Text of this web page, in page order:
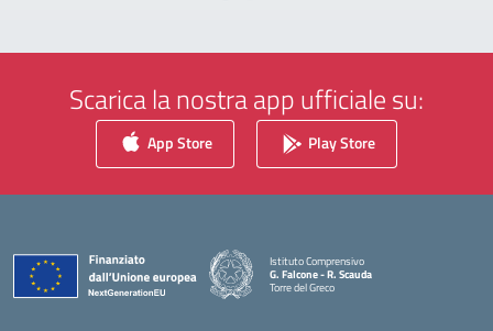
Scarica la nostra app ufficiale su:
App Store Play Store
Istituto Comprensivo
G. Falcone - R. Scauda
Torre del Greco